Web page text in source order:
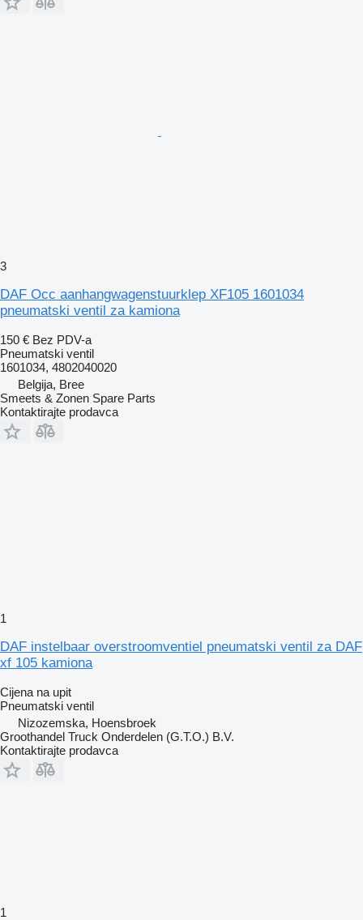
3
DAF Occ aanhangwagenstuurklep XF105 1601034
pneumatski ventil za kamiona
150 € Bez PDV-a
Pneumatski ventil
1601034, 4802040020
Belgija, Bree
Smeets & Zonen Spare Parts
Kontaktirajte prodavca
1
DAF instelbaar overstroomventiel pneumatski ventil za DAF
xf 105 kamiona
Cijena na upit
Pneumatski ventil
Nizozemska, Hoensbroek
Groothandel Truck Onderdelen (G.T.O.) B.V.
Kontaktirajte prodavca
1